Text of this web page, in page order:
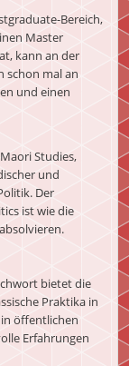
Bereich,
Master
kann an der
schon mal an
und einen
Studies,
und
Der
ist wie die
bietet die
Praktika in
öffentlichen
Erfahrungen